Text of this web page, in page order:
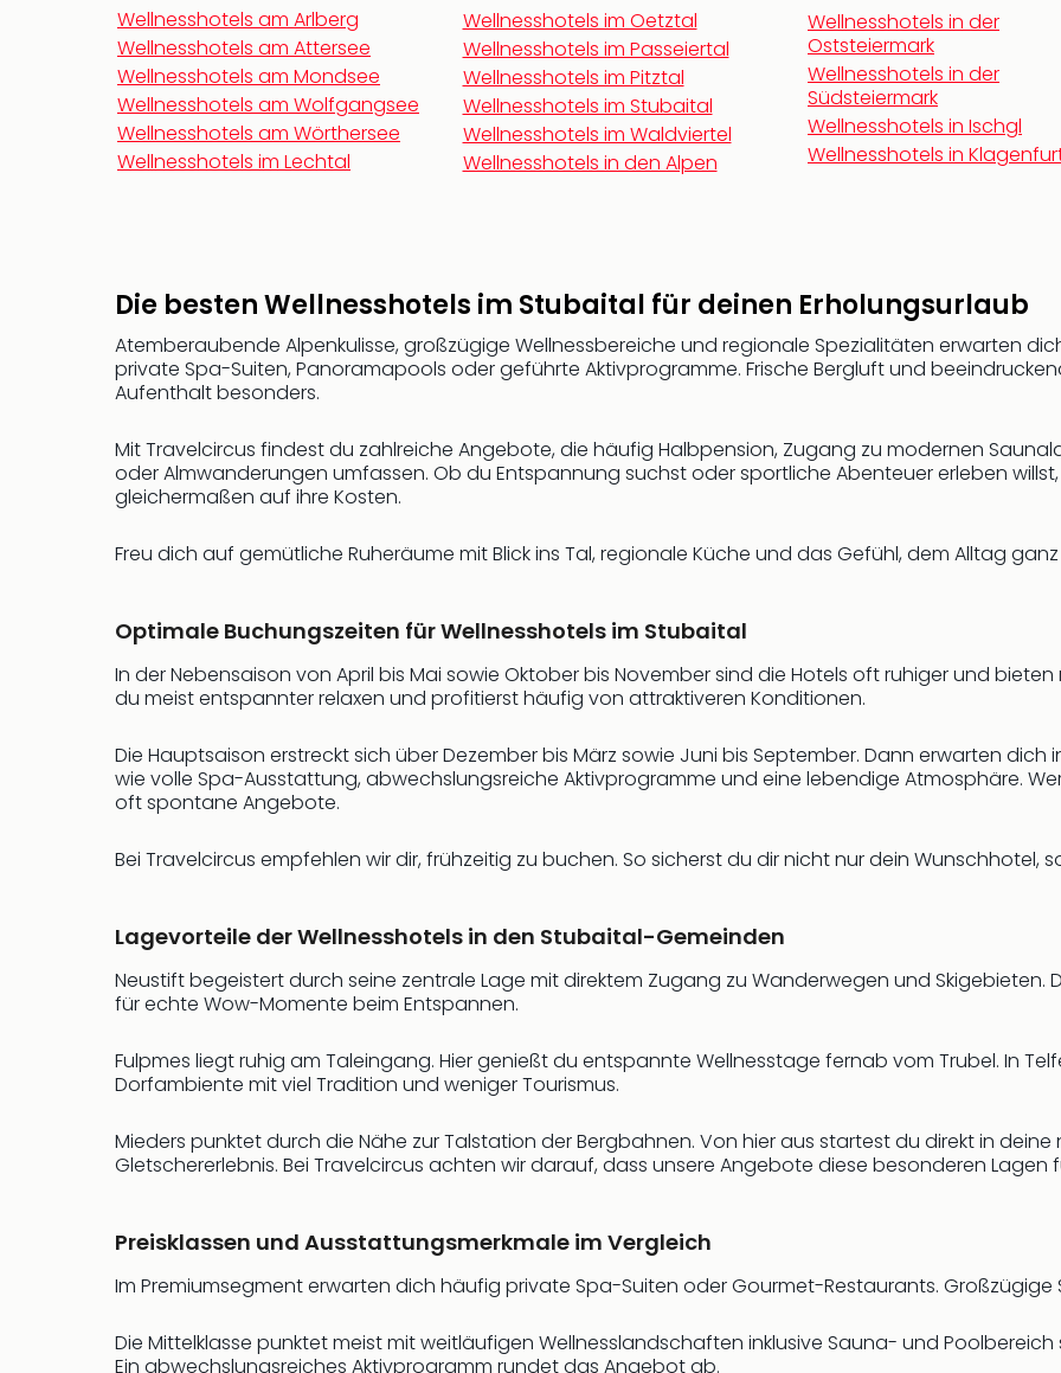
Wellnesshotels am Arlberg
Wellnesshotels am Attersee
Wellnesshotels am Mondsee
Wellnesshotels am Wolfgangsee
Wellnesshotels am Wörthersee
Wellnesshotels im Lechtal
Wellnesshotels im Oetztal
Wellnesshotels im Passeiertal
Wellnesshotels im Pitztal
Wellnesshotels im Stubaital
Wellnesshotels im Waldviertel
Wellnesshotels in den Alpen
Wellnesshotels in der
Oststeiermark
Wellnesshotels in der
Südsteiermark
Wellnesshotels in Ischgl
Wellnesshotels in
Die besten Wellnesshotels im Stubaital für deinen Erholungsurlaub
Atemberaubende Alpenkulisse, großzügige Wellnessbereiche und regionale Spezialitäten erwarten
private Spa-Suiten, Panoramapools oder geführte Aktivprogramme. Frische Bergluft und
Aufenthalt besonders.
Mit Travelcircus findest du zahlreiche Angebote, die häufig Halbpension, Zugang zu modernen
oder Almwanderungen umfassen. Ob du Entspannung suchst oder sportliche Abenteuer erleben
gleichermaßen auf ihre Kosten.
Freu dich auf gemütliche Ruheräume mit Blick ins Tal, regionale Küche und das Gefühl, dem Alltag
Optimale Buchungszeiten für Wellnesshotels im Stubaital
In der Nebensaison von April bis Mai sowie Oktober bis November sind die Hotels oft ruhiger und
du meist entspannter relaxen und profitierst häufig von attraktiveren Konditionen.
Die Hauptsaison erstreckt sich über Dezember bis März sowie Juni bis September. Dann erwarten dich
wie volle Spa-Ausstattung, abwechslungsreiche Aktivprogramme und eine lebendige Atmosphäre.
oft spontane Angebote.
Bei Travelcircus empfehlen wir dir, frühzeitig zu buchen. So sicherst du dir nicht nur dein Wunschhotel,
Lagevorteile der Wellnesshotels in den Stubaital-Gemeinden
Neustift begeistert durch seine zentrale Lage mit direktem Zugang zu Wanderwegen und
für echte Wow-Momente beim Entspannen.
Fulpmes liegt ruhig am Taleingang. Hier genießt du entspannte Wellnesstage fernab vom Trubel. In
Dorfambiente mit viel Tradition und weniger Tourismus.
Mieders punktet durch die Nähe zur Talstation der Bergbahnen. Von hier aus startest du direkt in
Gletschererlebnis. Bei Travelcircus achten wir darauf, dass unsere Angebote diese besonderen Lagen
Preisklassen und Ausstattungsmerkmale im Vergleich
Im Premiumsegment erwarten dich häufig private Spa-Suiten oder Gourmet-Restaurants.
Die Mittelklasse punktet meist mit weitläufigen Wellnesslandschaften inklusive Sauna- und
Ein abwechslungsreiches Aktivprogramm rundet das Angebot ab.